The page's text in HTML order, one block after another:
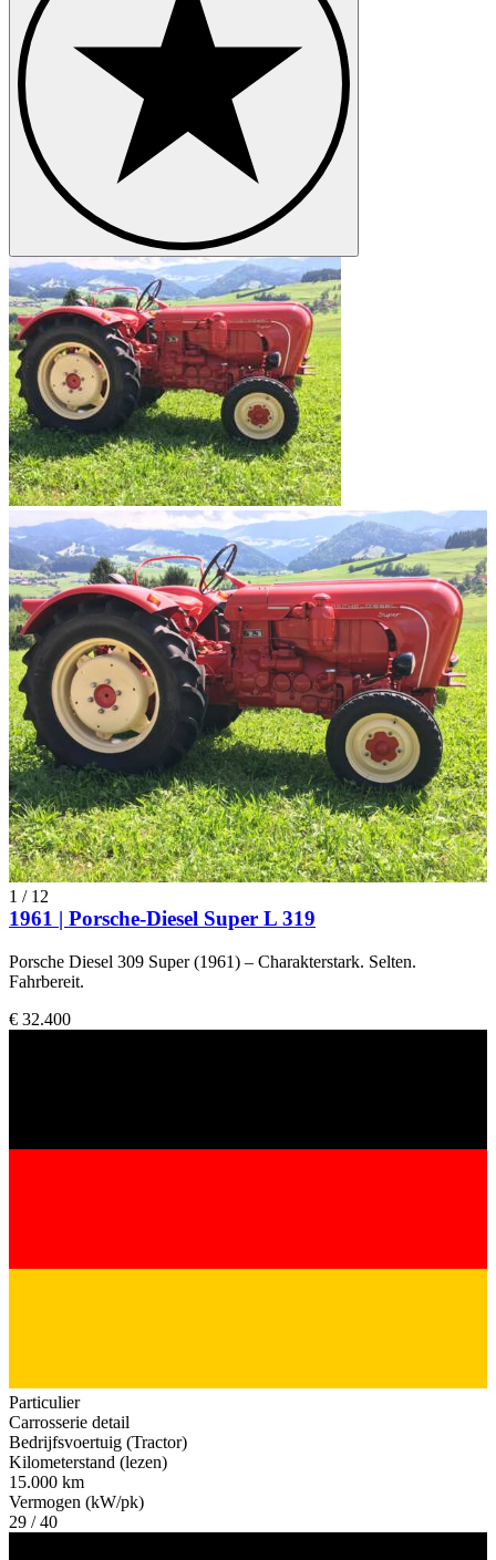
1 / 12
1961 | Porsche-Diesel Super L 319
Porsche Diesel 309 Super (1961) – Charakterstark. Selten.
Fahrbereit.
€ 32.400
Particulier
Carrosserie detail
Bedrijfsvoertuig (Tractor)
Kilometerstand (lezen)
15.000 km
Vermogen (kW/pk)
29 / 40